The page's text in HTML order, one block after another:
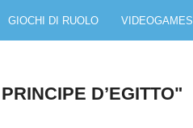
GIOCHI DI RUOLO VIDEOGAMES
D’EGITTO"